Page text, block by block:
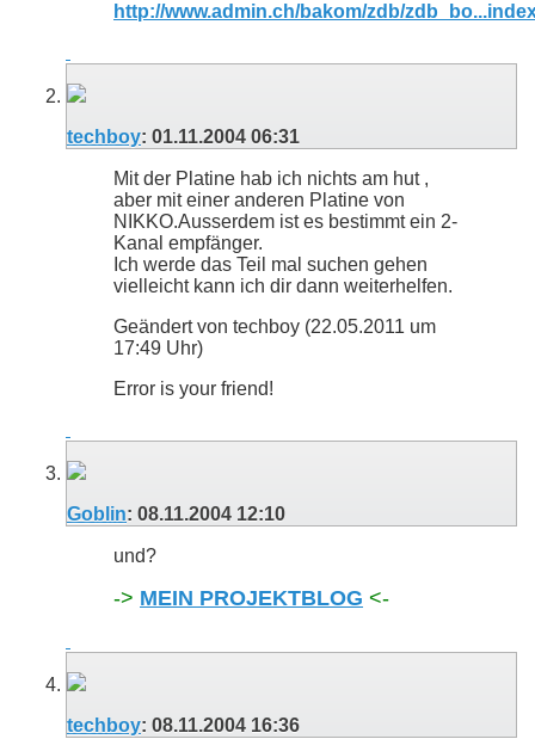
http://www.admin.ch/bakom/zdb/
techboy: 01.11.2004 06:31
Mit der Platine hab ich nichts am hut ,
aber mit einer anderen Platine von
NIKKO.Ausserdem ist es bestimmt ein 2-
Kanal empfänger.
Ich werde das Teil mal suchen gehen
vielleicht kann ich dir dann weiterhelfen.
Geändert von techboy (22.05.2011 um
17:49 Uhr)
Error is your friend!
Goblin: 08.11.2004 12:10
und?
-> MEIN PROJEKTBLOG <-
techboy: 08.11.2004 16:36